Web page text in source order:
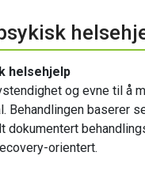
helsehjelp
og evne til å
Behandlingen baserer
dokumentert
orientert.